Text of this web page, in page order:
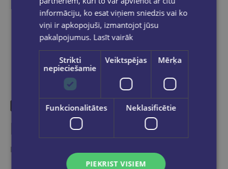
Dalies sociālajos tīklos:
Līdzīgas preces
Ieskaties, varbūt noder
informāciju, ko esat viņiem sniedzis vai ko
viņi ir apkopojuši, izmantojot jūsu
pakalpojumus. Lasīt vairāk
Strikti
nepieciešamie
Veiktspējas Mērķa
Funkcionalitātes Neklasificētie
PIEKRIST VISIEM